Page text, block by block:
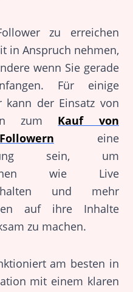
zu erreichen
in Anspruch nehmen,
wenn Sie gerade
Für einige
kann der Einsatz von
zum Kauf von
eine
sein, um
wie Live
und mehr
auf ihre Inhalte
zu machen.
am besten in
mit einem klaren